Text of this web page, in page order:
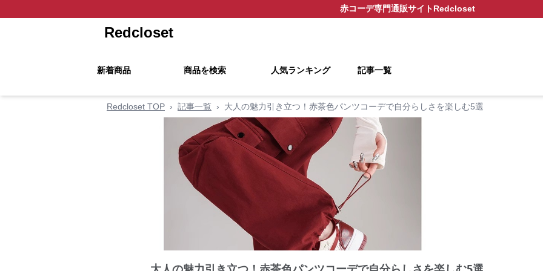
赤コーデ専門通販サイトRedcloset
Redcloset
新着商品 商品を検索 人気ランキング 記事一覧
Redcloset TOP › 記事一覧 › 大人の魅力引き立つ！赤茶色パンツコーデで自分らしさを楽しむ5選